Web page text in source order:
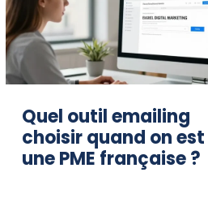
Quel outil emailing
choisir quand on est
une PME française ?